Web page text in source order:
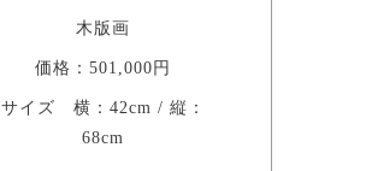
木版画
価格：501,000円
サイズ 横：42cm / 縦：
68cm